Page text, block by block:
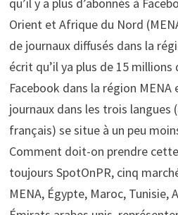
Orient et Afrique du Nord
de journaux diffusés dans la
écrit qu’il ya plus de 15
Facebook dans la région
journaux dans les trois langues
français) se situe à un peu
Comment doit-on prendre
toujours SpotOnPR, cinq
MENA, Égypte, Maroc, Tunisie,